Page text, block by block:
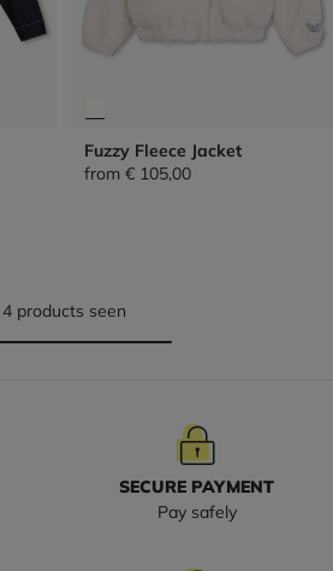
Fuzzy Fleece Jacket
from € 105,00
4 products seen
SECURE PAYMENT
Pay safely